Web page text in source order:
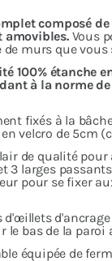
composé
amovibles. Vous
de murs que
100% étanche
à la norme
fixés à la
velcro de 5cm
de qualité pour
3 larges
pour se fixer
d'œillets
le bas de la paroi
équipée de